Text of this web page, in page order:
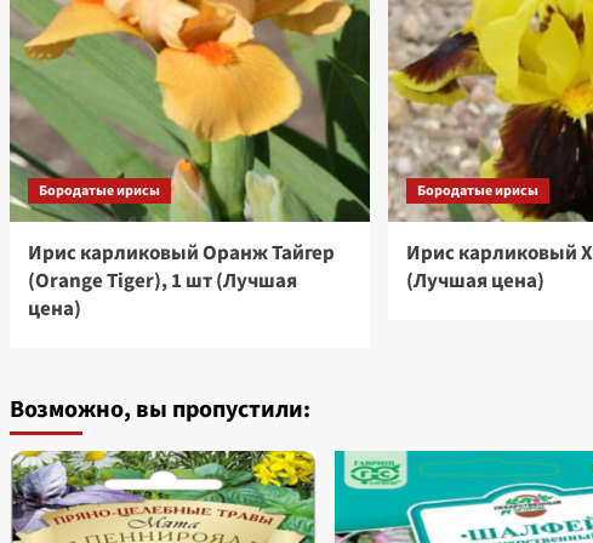
Бородатые ирисы
Ирис карликовый Оранж Тайгер
(Orange Tiger), 1 шт (Лучшая
цена)
Бородатые ирисы
Ирис карликовый
(Лучшая цена)
Возможно, вы пропустили: